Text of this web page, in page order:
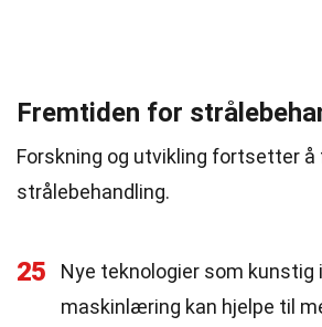
Fremtiden for
Forskning og utvikling fortsetter å
strålebehandling.
25
Nye teknologier som kunstig
maskinlæring kan hjelpe til